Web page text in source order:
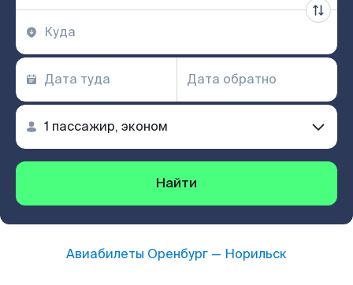
Найти
Авиабилеты Оренбург — Норильск